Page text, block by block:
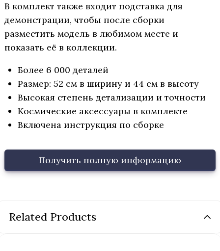
В комплект также входит подставка для
демонстрации, чтобы после сборки
разместить модель в любимом месте и
показать её в коллекции.
Более 6 000 деталей
Размер: 52 см в ширину и 44 см в высоту
Высокая степень детализации и точности
Космические аксессуары в комплекте
Включена инструкция по сборке
Получить полную информацию
Related Products